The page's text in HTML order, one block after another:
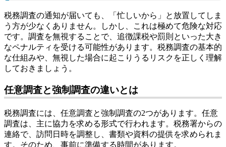
税務調査の通知が届いても、「忙しいから」と放置してしま
う方が少なくありません。しかし、これは極めて危険な対応
です。調査を無視することで、追徴課税や罰則といった大き
なペナルティを受ける可能性があります。税務調査の基本的
な仕組みや、無視した場合に起こりうるリスクを正しく理解
しておきましょう。
任意調査と強制調査の違いとは
税務調査には、任意調査と強制調査の2つがあります。任意
調査は、主に協力を求める形式で行われます。税務署からの
連絡で、訪問日時を調整し、書類や資料の提供を求められま
す。そのため、事前に準備する時間があります。